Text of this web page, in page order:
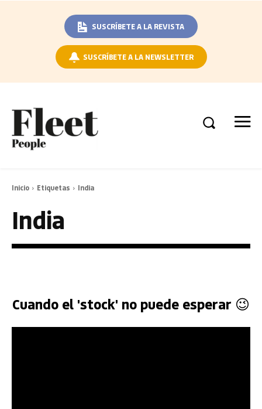
SUSCRÍBETE A LA REVISTA
SUSCRÍBETE A LA NEWSLETTER
Inicio Etiquetas India
India
Cuando el 'stock' no puede esperar 😉